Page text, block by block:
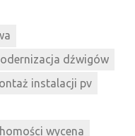
dźwigów
instalacji pv
wycena